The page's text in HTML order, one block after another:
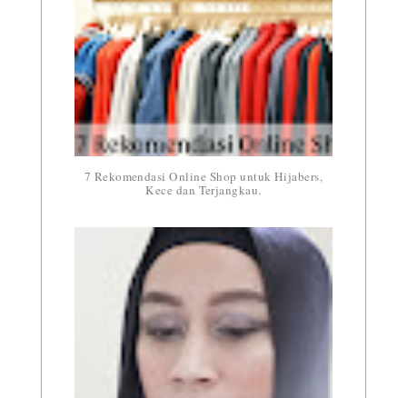
7 Rekomendasi Online Shop untuk Hijabers,
Kece dan Terjangkau.